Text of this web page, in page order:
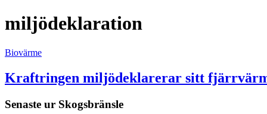
miljödeklaration
Biovärme
Kraftringen miljödeklarerar sitt
Senaste ur Skogsbränsle